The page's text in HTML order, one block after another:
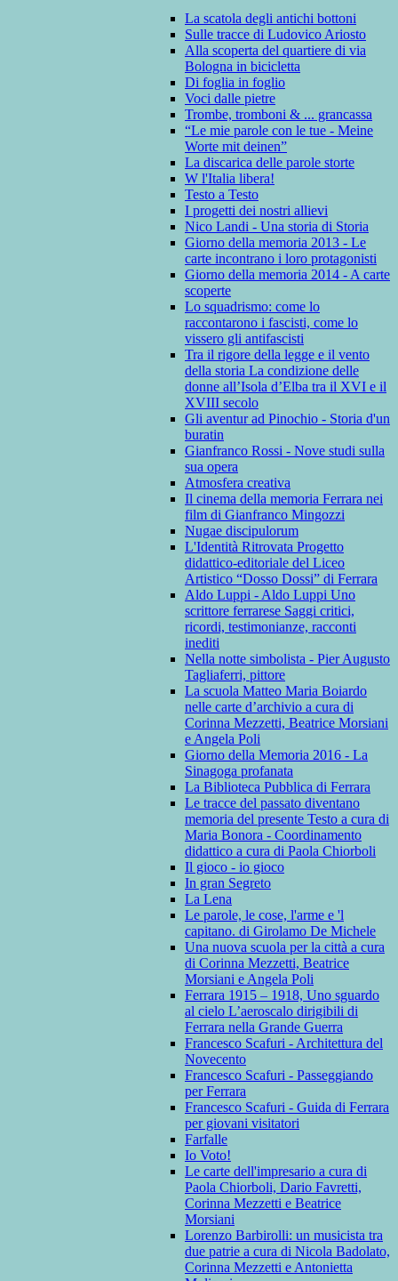
La scatola degli antichi bottoni
Sulle tracce di Ludovico Ariosto
Alla scoperta del quartiere di via
Bologna in bicicletta
Di foglia in foglio
Voci dalle pietre
Trombe, tromboni & ... grancassa
“Le mie parole con le tue - Meine
Worte mit deinen”
La discarica delle parole storte
W l'Italia libera!
Testo a Testo
I progetti dei nostri allievi
Nico Landi - Una storia di Storia
Giorno della memoria 2013 - Le
carte incontrano i loro protagonisti
Giorno della memoria 2014 - A carte
scoperte
Lo squadrismo: come lo
raccontarono i fascisti, come lo
vissero gli antifascisti
Tra il rigore della legge e il vento
della storia La condizione delle
donne all’Isola d’Elba tra il XVI e il
XVIII secolo
Gli aventur ad Pinochio - Storia d'un
buratin
Gianfranco Rossi - Nove studi sulla
sua opera
Atmosfera creativa
Il cinema della memoria Ferrara nei
film di Gianfranco Mingozzi
Nugae discipulorum
L'Identità Ritrovata Progetto
didattico-editoriale del Liceo
Artistico “Dosso Dossi” di Ferrara
Aldo Luppi - Aldo Luppi Uno
scrittore ferrarese Saggi critici,
ricordi, testimonianze, racconti
inediti
Nella notte simbolista - Pier Augusto
Tagliaferri, pittore
La scuola Matteo Maria Boiardo
nelle carte d’archivio a cura di
Corinna Mezzetti, Beatrice Morsiani
e Angela Poli
Giorno della Memoria 2016 - La
Sinagoga profanata
La Biblioteca Pubblica di Ferrara
Le tracce del passato diventano
memoria del presente Testo a cura di
Maria Bonora - Coordinamento
didattico a cura di Paola Chiorboli
Il gioco - io gioco
In gran Segreto
La Lena
Le parole, le cose, l'arme e 'l
capitano. di Girolamo De Michele
Una nuova scuola per la città a cura
di Corinna Mezzetti, Beatrice
Morsiani e Angela Poli
Ferrara 1915 – 1918, Uno sguardo
al cielo L’aeroscalo dirigibili di
Ferrara nella Grande Guerra
Francesco Scafuri - Architettura del
Novecento
Francesco Scafuri - Passeggiando
per Ferrara
Francesco Scafuri - Guida di Ferrara
per giovani visitatori
Farfalle
Io Voto!
Le carte dell'impresario a cura di
Paola Chiorboli, Dario Favretti,
Corinna Mezzetti e Beatrice
Morsiani
Lorenzo Barbirolli: un musicista tra
due patrie a cura di Nicola Badolato,
Corinna Mezzetti e Antonietta